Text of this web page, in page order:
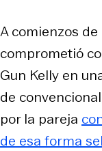
A comienzos
comprometió
Gun Kelly en
de
por la pareja
de esa forma